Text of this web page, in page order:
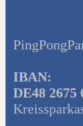
IBAN:
DE48 2675